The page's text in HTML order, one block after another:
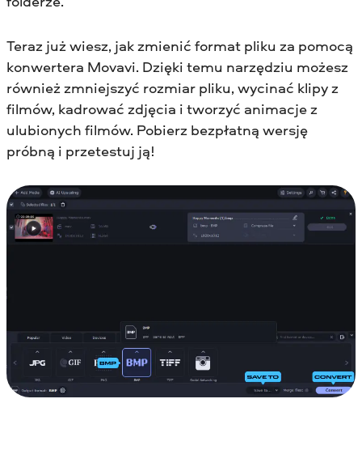
Teraz już wiesz, jak zmienić format pliku za pomocą
konwertera Movavi. Dzięki temu narzędziu możesz
również zmniejszyć rozmiar pliku, wycinać klipy z
filmów, kadrować zdjęcia i tworzyć animacje z
ulubionych filmów. Pobierz bezpłatną wersję
próbną i przetestuj ją!